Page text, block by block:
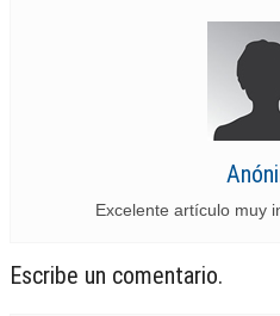
Excelente artículo muy
Escribe un comentario.